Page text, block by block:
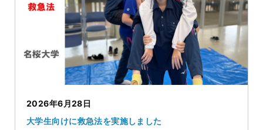
2026年6月28日
大学生向けに救急法を実施しました